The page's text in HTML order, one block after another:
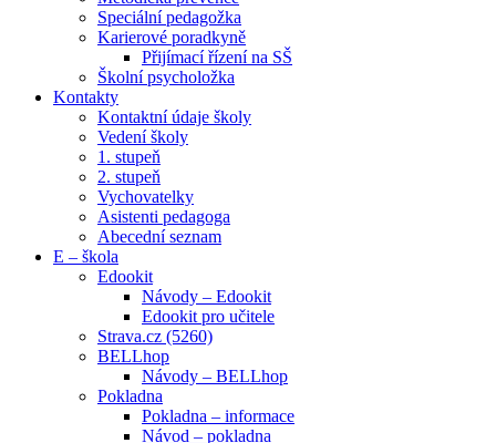
Speciální pedagožka
Karierové poradkyně
Přijímací řízení na SŠ
Školní psycholožka
Kontakty
Kontaktní údaje školy
Vedení školy
1. stupeň
2. stupeň
Vychovatelky
Asistenti pedagoga
Abecední seznam
E – škola
Edookit
Návody – Edookit
Edookit pro učitele
Strava.cz (5260)
BELLhop
Návody – BELLhop
Pokladna
Pokladna – informace
Návod – pokladna